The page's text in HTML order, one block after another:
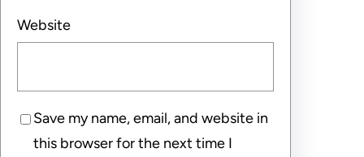
Website
Save my name, email, and website in
this browser for the next time I